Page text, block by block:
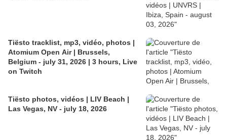
Tiësto tracklist, mp3, vidéo, photos |
Atomium Open Air | Brussels,
Belgium - july 31, 2026 | 3 hours, Live
on Twitch
Tiësto photos, vidéos | LIV Beach |
Las Vegas, NV - july 18, 2026